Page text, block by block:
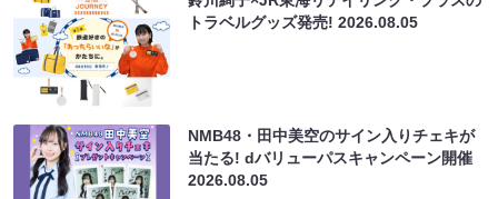
トラベルグッズ発売!2026.08.05
NMB48・田中美空のサイン入りチェキが
当たる! dバリューパスキャンペーン開催
2026.08.05